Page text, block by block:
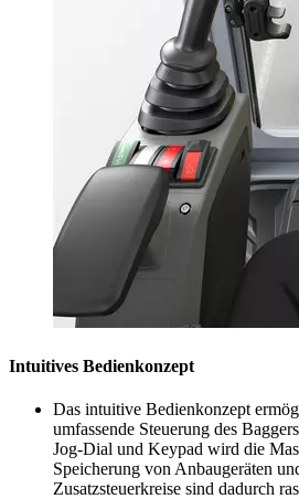
Intuitives Bedienkonzept
Das intuitive Bedienkonzept
umfassende Steuerung des
Jog-Dial und Keypad wird die
Speicherung von Anbaugeräten
Zusatzsteuerkreise sind dadurch